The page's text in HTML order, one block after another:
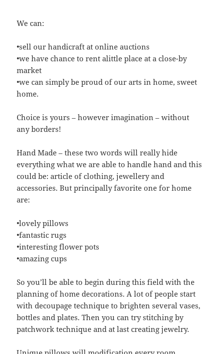
We can:
•sell our handicraft at online auctions
•we have chance to rent alittle place at a close-by
market
•we can simply be proud of our arts in home, sweet
home.
Choice is yours – however imagination – without
any borders!
Hand Made – these two words will really hide
everything what we are able to handle hand and this
could be: article of clothing, jewellery and
accessories. But principally favorite one for home
are:
•lovely pillows
•fantastic rugs
•interesting flower pots
•amazing cups
So you’ll be able to begin during this field with the
planning of home decorations. A lot of people start
with decoupage technique to brighten several vases,
bottles and plates. Then you can try stitching by
patchwork technique and at last creating jewelry.